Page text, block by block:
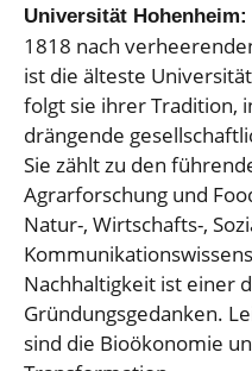
Universität Hohenheim:
1818 nach
ist die älteste
folgt sie ihrer Tradition,
drängende
Sie zählt zu den
Agrarforschung und
Natur-, Wirtschafts-,
Nachhaltigkeit ist einer
Gründungsgedanken.
sind die Bioökonomie